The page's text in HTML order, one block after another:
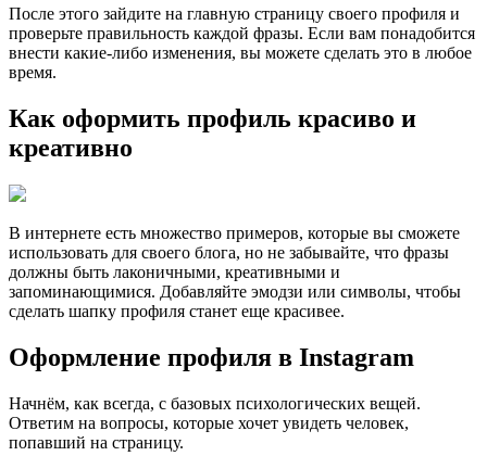
После этого зайдите на главную страницу своего профиля и
проверьте правильность каждой фразы. Если вам понадобится
внести какие-либо изменения, вы можете сделать это в любое
время.
Как оформить профиль красиво и
креативно
В интернете есть множество примеров, которые вы сможете
использовать для своего блога, но не забывайте, что фразы
должны быть лаконичными, креативными и
запоминающимися. Добавляйте эмодзи или символы, чтобы
сделать шапку профиля станет еще красивее.
Оформление профиля в Instagram
Начнём, как всегда, с базовых психологических вещей.
Ответим на вопросы, которые хочет увидеть человек,
попавший на страницу.